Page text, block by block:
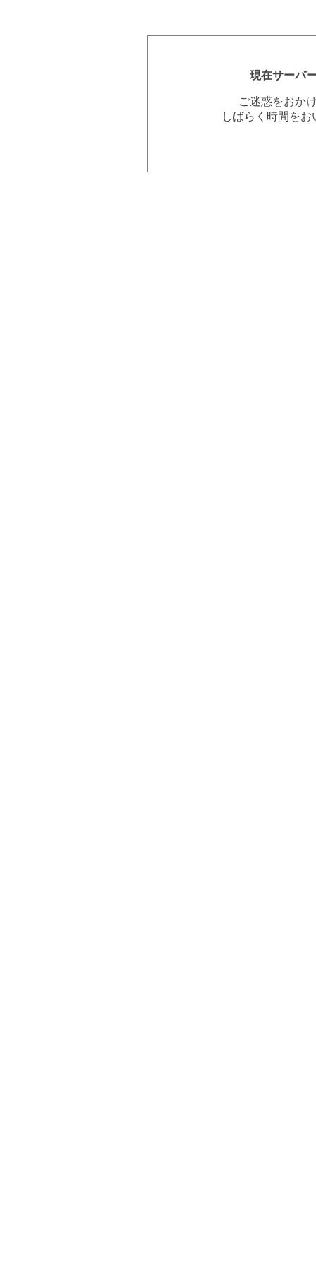
現在サーバ
ご迷惑をおか
しばらく時間を